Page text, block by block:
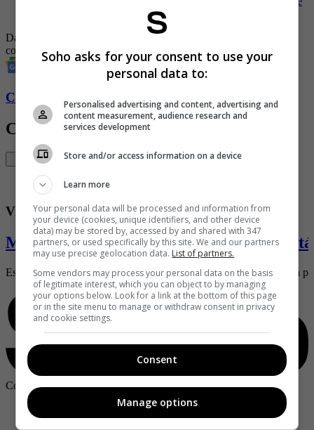
Daniel Samper Ospina
Álvaro Uribe Velez
colombianos
Conozca más de Soho aquí
Contenido Relacionado
Vida SoHo
Mi vida después de SoHo por Catalina
Esta espectacular caleña —pero paisa por adopción— debutó en la
Copyright ©2026Publicaciones Semana S.A.
Soho asks for your consent to use your
personal data to:
Personalised advertising and content, advertising and
content measurement, audience research and
services development
Store and/or access information on a device
Learn more
Your personal data will be processed and information from
your device (cookies, unique identifiers, and other device
data) may be stored by, accessed by and shared with 347
partners, or used specifically by this site. We and our partners
may use precise geolocation data. List of partners.
Some vendors may process your personal data on the basis
of legitimate interest, which you can object to by managing
your options below. Look for a link at the bottom of this page
or in the site menu to manage or withdraw consent in privacy
and cookie settings.
Consent
Manage options